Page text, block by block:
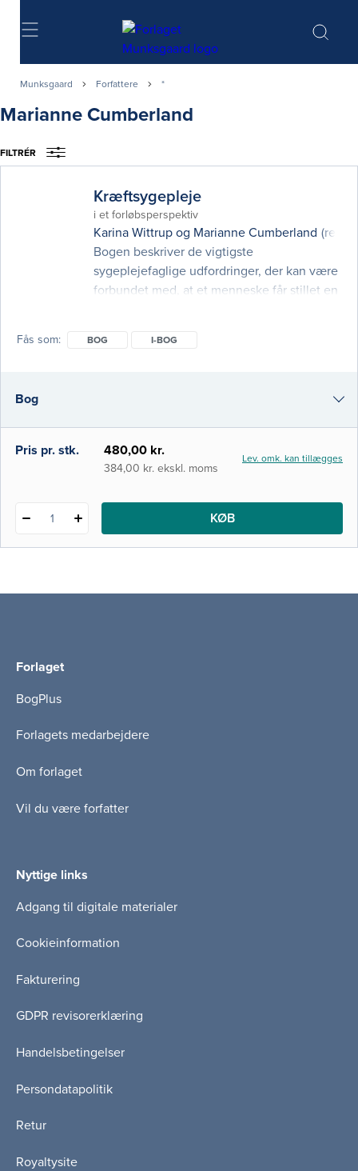
Søg
Munksgaard Forfattere *
Marianne Cumberland
FILTRÉR
Kræftsygepleje
i et forløbsperspektiv
Karina Wittrup og Marianne Cumberland (red.)
Bogen beskriver de vigtigste
sygeplejefaglige udfordringer, der kan være
forbundet med, at et menneske får stillet en
udkom første gang i 2014. De seneste årtier
udfordringer, som bogen analyse
Fås som BOG I-BOG
Bog
i-bog
Pris pr. stk. 480,00 kr.
384,00 kr. ekskl. moms
Lev. omk. kan tillægges
1 KØB
Forlaget
BogPlus
Forlagets medarbejdere
Om forlaget
Vil du være forfatter
Nyttige links
Adgang til digitale materialer
Cookieinformation
Fakturering
GDPR revisorerklæring
Handelsbetingelser
Persondatapolitik
Retur
Royaltysite